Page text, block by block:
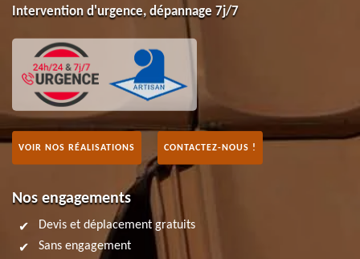
Intervention d'urgence, dépannage 7j/7
VOIR NOS RÉALISATIONS CONTACTEZ-NOUS !
Nos engagements
Devis et déplacement gratuits
Sans engagement